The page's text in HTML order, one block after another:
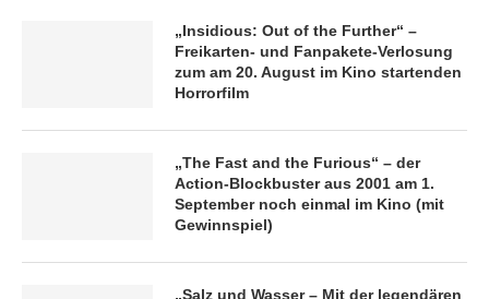
„Insidious: Out of the Further“ –
Freikarten- und Fanpakete-Verlosung
zum am 20. August im Kino startenden
Horrorfilm
„The Fast and the Furious“ – der
Action-Blockbuster aus 2001 am 1.
September noch einmal im Kino (mit
Gewinnspiel)
„Salz und Wasser – Mit der legendären